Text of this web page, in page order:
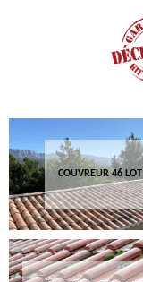
COUVREUR 46 LOT